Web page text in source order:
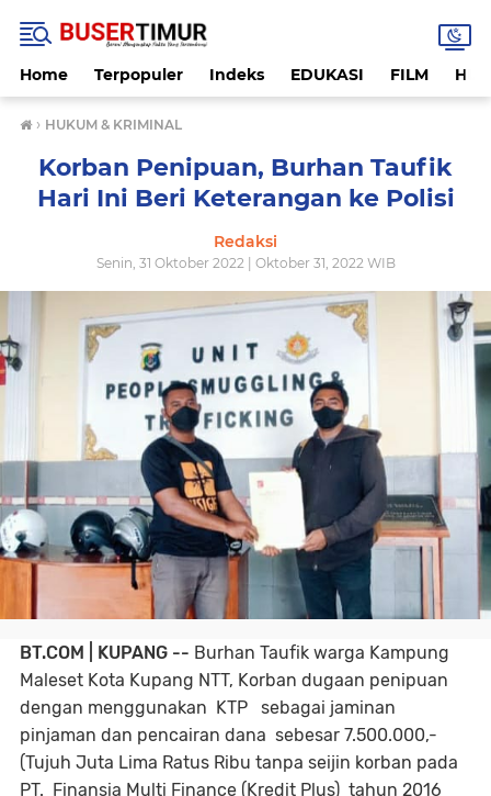
Home Terpopuler Indeks EDUKASI FILM
› HUKUM & KRIMINAL
Korban Penipuan, Burhan Taufik
Hari Ini Beri Keterangan ke Polisi
Redaksi
Senin, 31 Oktober 2022 | Oktober 31, 2022 WIB
BT.COM | KUPANG -- Burhan Taufik warga Kampung
Maleset Kota Kupang NTT, Korban dugaan penipuan
dengan menggunakan KTP sebagai jaminan
pinjaman dan pencairan dana sebesar 7.500.000,-
(Tujuh Juta Lima Ratus Ribu tanpa seijin korban pada
PT. Finansia Multi Finance (Kredit Plus) tahun 2016